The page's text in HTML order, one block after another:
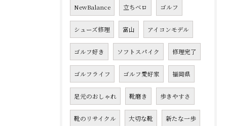
NewBalance 立ちベロ ゴルフ
シューズ修理 富山 アイコンモデル
ゴルフ好き ソフトスパイク 修理完了
ゴルフライフ ゴルフ愛好家 福岡県
足元のおしゃれ 靴磨き 歩きやすさ
靴のリサイクル 大切な靴 新たな一歩